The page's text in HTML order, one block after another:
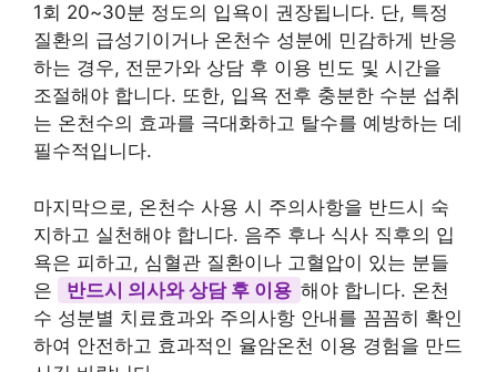
1회 20~30분 정도의 입욕이 권장됩니다. 단, 특정
질환의 급성기이거나 온천수 성분에 민감하게 반응
하는 경우, 전문가와 상담 후 이용 빈도 및 시간을
조절해야 합니다. 또한, 입욕 전후 충분한 수분 섭취
는 온천수의 효과를 극대화하고 탈수를 예방하는 데
필수적입니다.
마지막으로, 온천수 사용 시 주의사항을 반드시 숙
지하고 실천해야 합니다. 음주 후나 식사 직후의 입
욕은 피하고, 심혈관 질환이나 고혈압이 있는 분들
은
반드시 의사와 상담 후 이용 해야 합니다. 온천
수 성분별 치료효과와 주의사항 안내를 꼼꼼히 확인
하여 안전하고 효과적인 율암온천 이용 경험을 만드